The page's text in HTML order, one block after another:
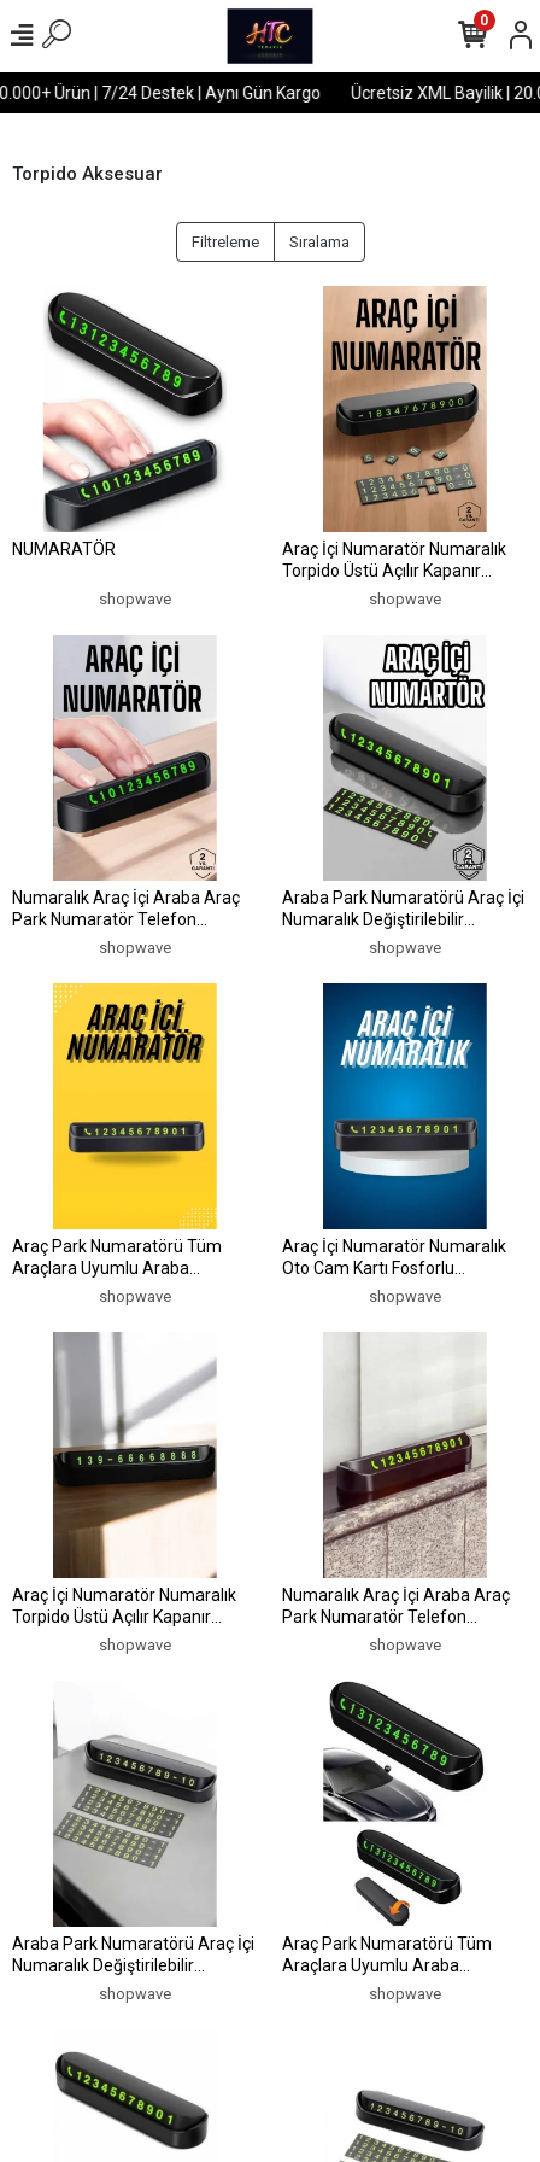
Ürün | 7/24 Destek | Aynı Gün Kargo Ücretsiz XML Bayilik |
0
Torpido Aksesuar
Filtreleme Sıralama
NUMARATÖR
shopwave
Araç İçi Numaratör Numaralık
Torpido Üstü Açılır Kapanır
Telefon Numarası Bırakma
shopwave
Numaralık Araç İçi Araba Araç
Park Numaratör Telefon
Numarası Yazma
shopwave
Araba Park Numaratörü Araç İçi
Numaralık Değiştirilebilir
Çevirmeli Minishopwave
Araç Park Numaratörü Tüm
Araçlara Uyumlu Araba
shopwave
Araç İçi Numaratör Numaralık
Oto Cam Kartı Fosforlu
shopwave
Araç İçi Numaratör Numaralık
Torpido Üstü Açılır Kapanır
Telefon Numarası Bırakma
shopwave
Numaralık Araç İçi Araba Araç
Park Numaratör Telefon
Numarası Yazma
shopwave
Araba Park Numaratörü Araç İçi
Numaralık Değiştirilebilir
Çevirmeli Minishopwave
Araç Park Numaratörü Tüm
Araçlara Uyumlu Araba
shopwave